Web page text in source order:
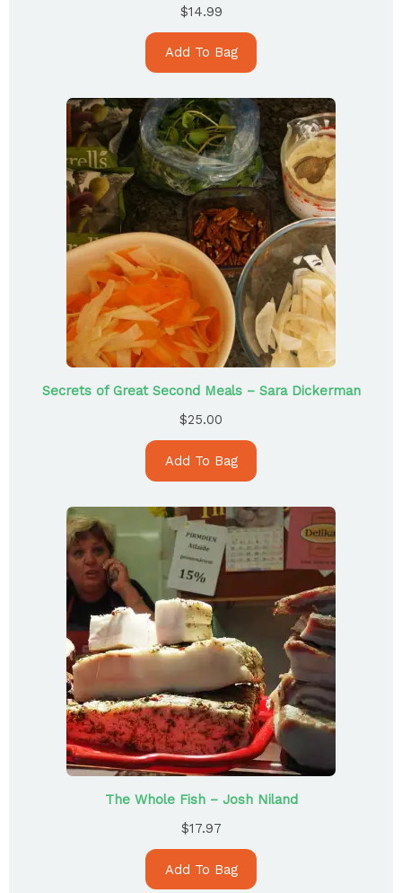
$14.99
Add To Bag
Secrets of Great Second Meals – Sara Dickerman
$25.00
Add To Bag
The Whole Fish – Josh Niland
$17.97
Add To Bag